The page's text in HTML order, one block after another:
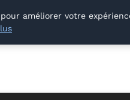
améliorer votre